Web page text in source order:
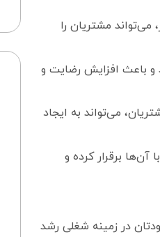
می‌تواند مشتریان را
و باعث افزایش رضایت و
می‌تواند به ایجاد
آن‌ها برقرار کرده و
در زمینه شغلی رشد